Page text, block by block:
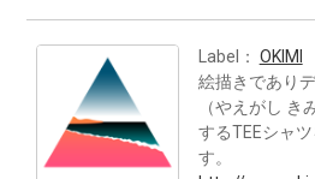
Label： OKIMI
絵描きであり
（やえがし き
するTEEシャ
す。